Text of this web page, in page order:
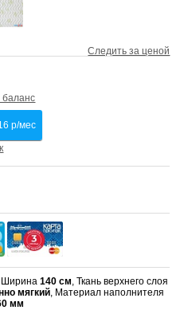
Следить за ценой
баланс
р/мес
, Ширина140 см , Ткань верхнего слоя
мягкий , Материал наполнителя
мм